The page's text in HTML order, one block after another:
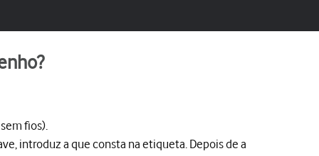
fios).
introduz a que consta na etiqueta. Depois de a